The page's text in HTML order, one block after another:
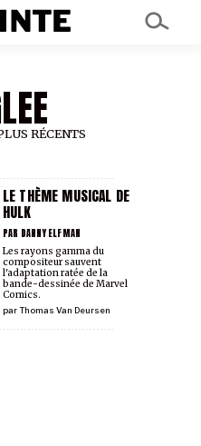
RÉCENTS
LE THÈME MUSICAL DE
HULK
PAR DANNY ELFMAN
parThomas Van Deursen
Les rayons gamma du
compositeur sauvent
l'adaptation ratée de la
bande-dessinée de Marvel
Comics.